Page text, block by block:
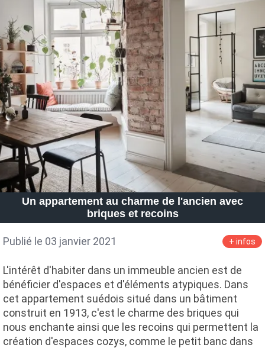
Un appartement au charme de l'ancien avec
briques et recoins
Publié le 03 janvier 2021 + infos
L'intérêt d'habiter dans un immeuble ancien est de
bénéficier d'espaces et d'éléments atypiques. Dans
cet appartement suédois situé dans un bâtiment
construit en 1913, c'est le charme des briques qui
nous enchante ainsi que les recoins qui permettent la
création d'espaces cozys, comme le petit banc dans